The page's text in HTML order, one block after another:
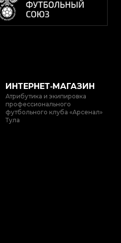
ИНТЕРНЕТ‑МАГАЗИН
Атрибутика и экипировка
профессионального
футбольного клуба «Арсенал»
Тула